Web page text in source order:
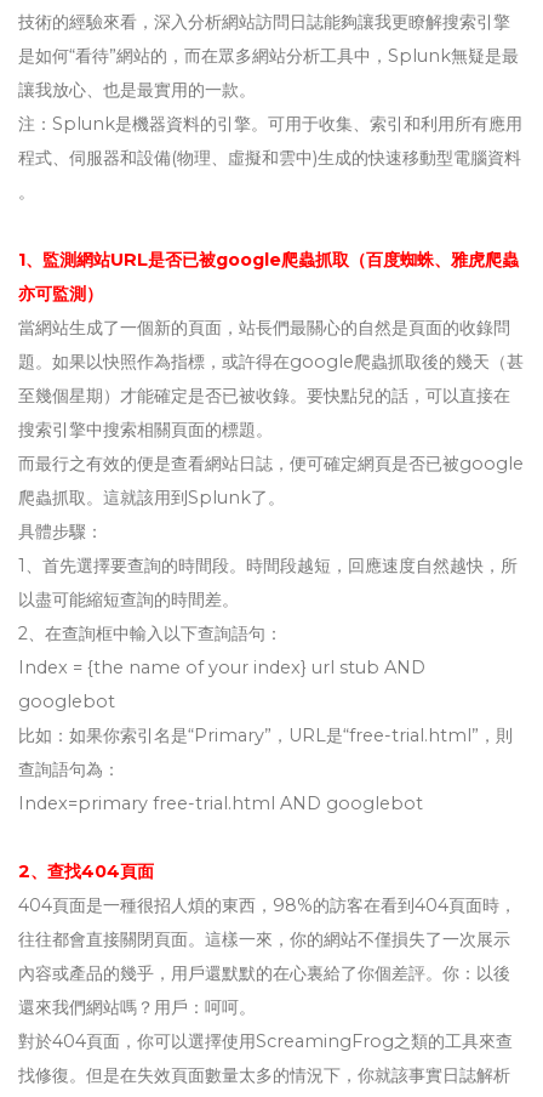
技術的經驗來看，深入分析網站訪問日誌能夠讓我更瞭解搜索引擎
是如何“看待”網站的，而在眾多網站分析工具中，Splunk無疑是最
讓我放心、也是最實用的一款。
注：Splunk是機器資料的引擎。可用于收集、索引和利用所有應用
程式、伺服器和設備(物理、虛擬和雲中)生成的快速移動型電腦資料
。
1、監測網站URL是否已被google爬蟲抓取（百度蜘蛛、雅虎爬蟲
亦可監測）
當網站生成了一個新的頁面，站長們最關心的自然是頁面的收錄問
題。如果以快照作為指標，或許得在google爬蟲抓取後的幾天（甚
至幾個星期）才能確定是否已被收錄。要快點兒的話，可以直接在
搜索引擎中搜索相關頁面的標題。
而最行之有效的便是查看網站日誌，便可確定網頁是否已被google
爬蟲抓取。這就該用到Splunk了。
具體步驟：
1、首先選擇要查詢的時間段。時間段越短，回應速度自然越快，所
以盡可能縮短查詢的時間差。
2、在查詢框中輸入以下查詢語句：
Index = {the name of your index} url stub AND
googlebot
比如：如果你索引名是“Primary”，URL是“free-trial.html”，則
查詢語句為：
Index=primary free-trial.html AND googlebot
2、查找404頁面
404頁面是一種很招人煩的東西，98%的訪客在看到404頁面時，
往往都會直接關閉頁面。這樣一來，你的網站不僅損失了一次展示
內容或產品的幾乎，用戶還默默的在心裏給了你個差評。你：以後
還來我們網站嗎？用戶：呵呵。
對於404頁面，你可以選擇使用ScreamingFrog之類的工具來查
找修復。但是在失效頁面數量太多的情況下，你就該事實日誌解析